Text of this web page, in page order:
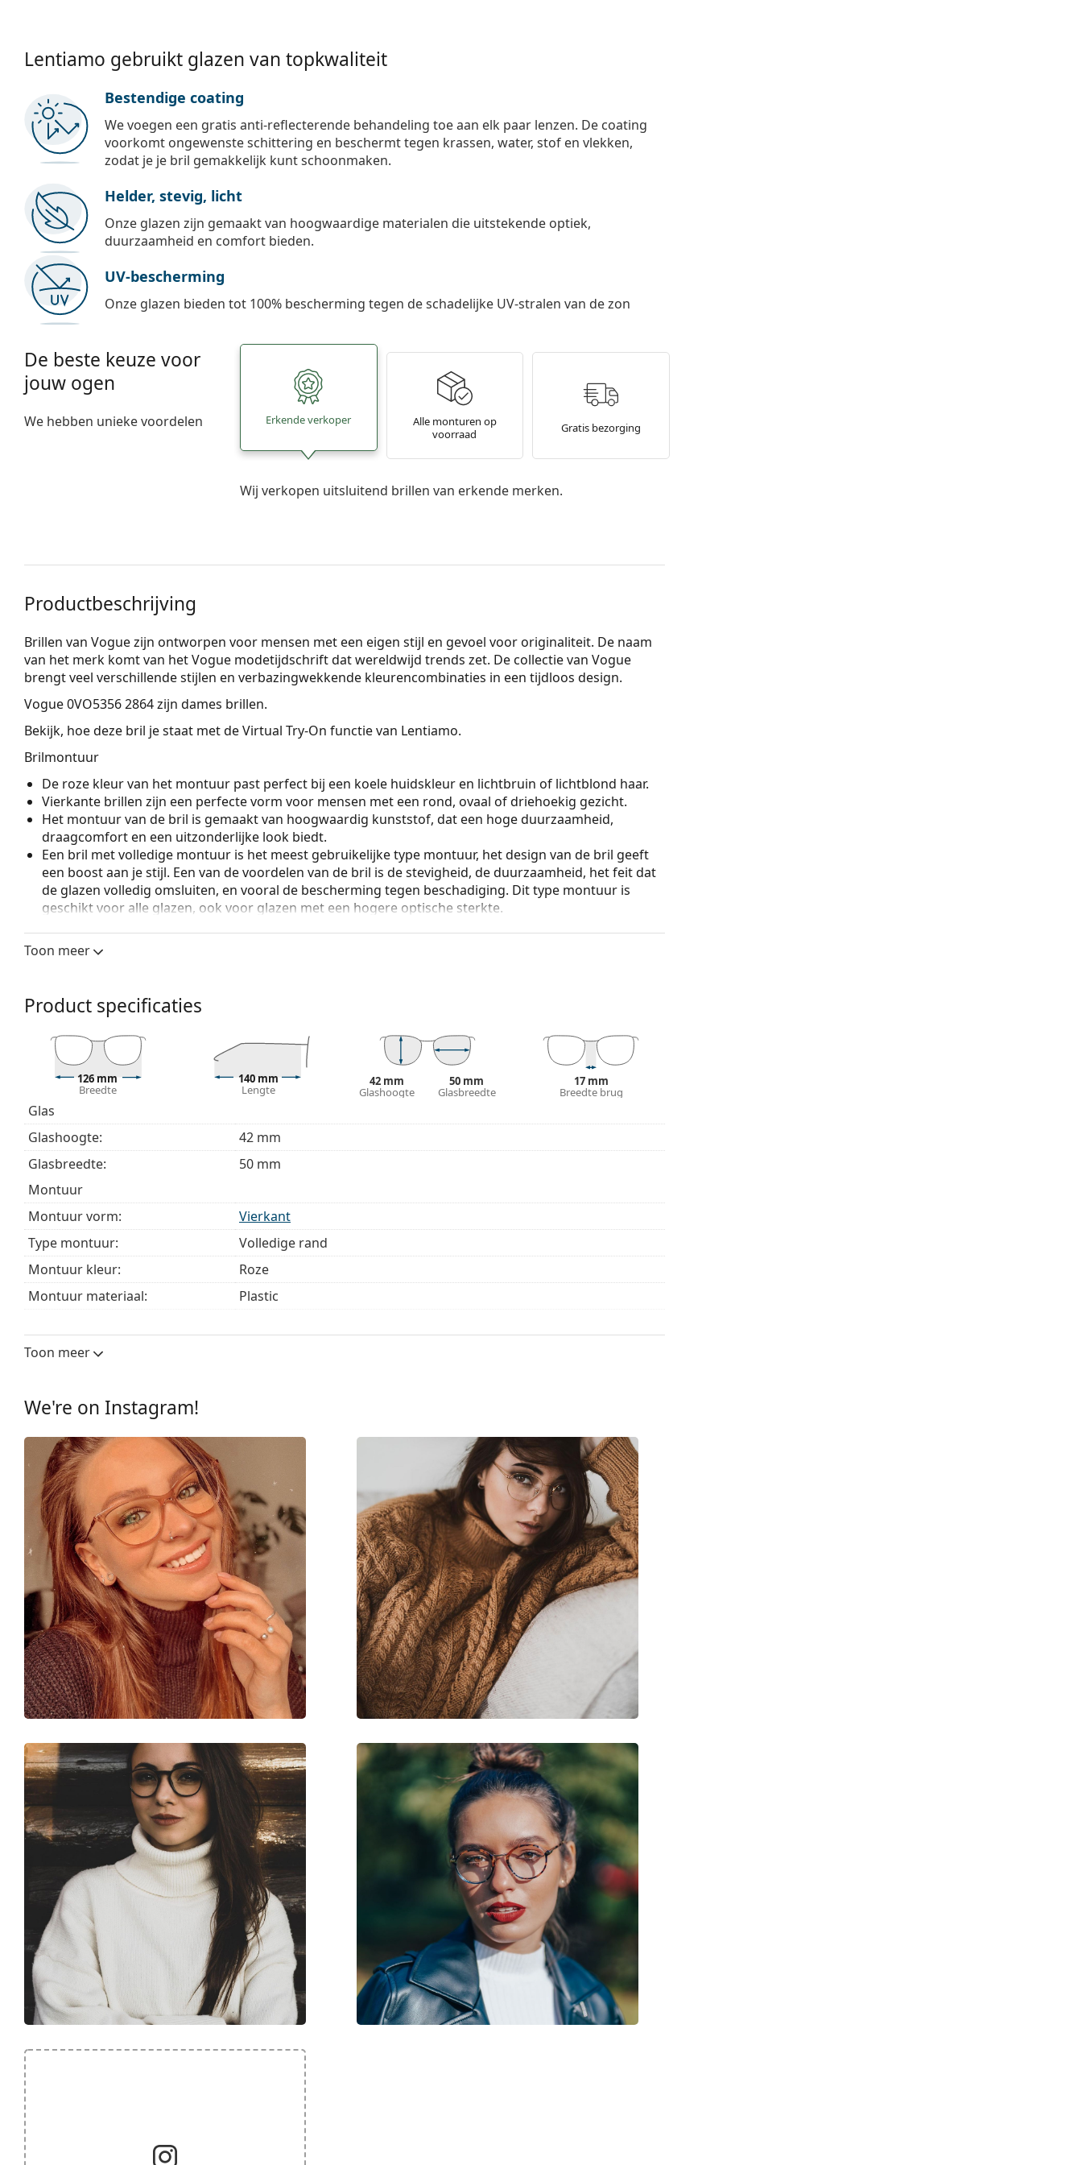
Lentiamo gebruikt glazen van topkwaliteit
Bestendige coating
We voegen een gratis anti-reflecterende behandeling toe aan elk paar lenzen. De coating
voorkomt ongewenste schittering en beschermt tegen krassen, water, stof en vlekken,
zodat je je bril gemakkelijk kunt schoonmaken.
Helder, stevig, licht
Onze glazen zijn gemaakt van hoogwaardige materialen die uitstekende optiek,
duurzaamheid en comfort bieden.
UV-bescherming
Onze glazen bieden tot 100% bescherming tegen de schadelijke UV-stralen van de zon
De beste keuze voor
jouw ogen
We hebben unieke voordelen Erkende verkoper
Alle monturen op
voorraad
Gratis bezorging
Wij verkopen uitsluitend brillen van erkende merken.
Productbeschrijving
Brillen van Vogue zijn ontworpen voor mensen met een eigen stijl en gevoel voor originaliteit. De naam
van het merk komt van het Vogue modetijdschrift dat wereldwijd trends zet. De collectie van Vogue
brengt veel verschillende stijlen en verbazingwekkende kleurencombinaties in een tijdloos design.
Vogue 0VO5356 2864zijn dames brillen.
Bekijk, hoe deze bril je staat met de Virtual Try-On functie van Lentiamo.
Brilmontuur
De roze kleur van het montuur past perfect bij een koele huidskleur en lichtbruin of lichtblond haar.
Vierkante brillen zijn een perfecte vorm voor mensen met een rond, ovaal of driehoekig gezicht.
Het montuur van de bril is gemaakt van hoogwaardig kunststof, dat een hoge duurzaamheid,
draagcomfort en een uitzonderlijke look biedt.
Een bril met volledige montuur is het meest gebruikelijke type montuur, het design van de bril geeft
een boost aan je stijl. Een van de voordelen van de bril is de stevigheid, de duurzaamheid, het feit dat
de glazen volledig omsluiten, en vooral de bescherming tegen beschadiging. Dit type montuur is
geschikt voor alle glazen, ook voor glazen met een hogere optische sterkte.
Accessoires
Wij leveren de brillen in een originele hoes. De kleur van de koker en het ontwerp kunnen variëren.
modellen worden geleverd met een stoffen zakje in plaats van een doekje.
Bekijk het volledige assortiment
bij het kiezen.
Het is een medisch hulpmiddel. Lees de instructies voor gebruik.
Toon meer
Product specificaties
126 mm
Breedte
140 mm
Lengte
42 mm
Glashoogte
50 mm
Glasbreedte
17 mm
Breedte brug
Glas
Glashoogte:
42 mm
Glasbreedte:
50 mm
montuur
Montuur vorm:
Vierkant
Type montuur:
Volledige rand
Montuur kleur:
Roze
Montuur materiaal:
Plastic
Breedte:
Breedte brug:
Verstelbare neus-pads:
Verende scharnier:
Clip-on:
No
accessoires
Koker:
Ja
Reinigingsdoekje:
Ja
Overig
Geslacht:
Vrouwen
Categorie:
Brillen
Merk:
Vogue
Code:
0VO5356 2864 50
Toon meer
We're on Instagram!